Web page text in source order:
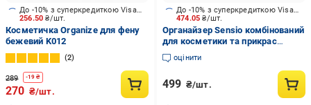
256.50₴/шт.
До -10% з суперкредиткою Visa Вигода
Косметичка Organize для фену
бежевий K012
2
289 -19 ₴
270 ₴/шт.
474.05₴/шт.
До -10% з суперкредиткою Visa Вигода
Органайзер Sensio комбінований
для косметики та прикрас
28х14х12 см білий
оцінити
499 ₴/шт.